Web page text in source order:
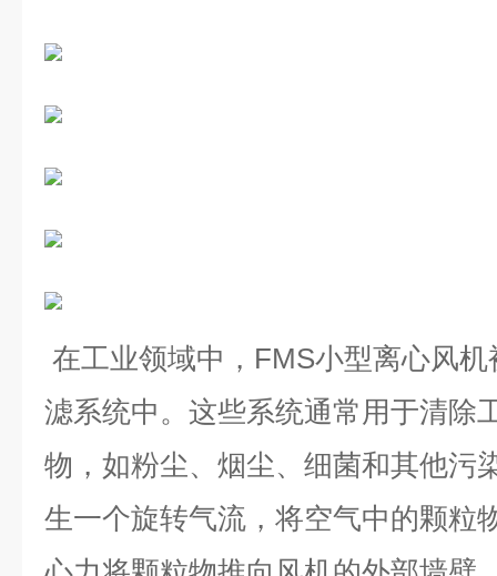
在工业领域中，FMS小型离心风
滤系统中。这些系统通常用于清除
物，如粉尘、烟尘、细菌和其他污
生一个旋转气流，将空气中的颗粒